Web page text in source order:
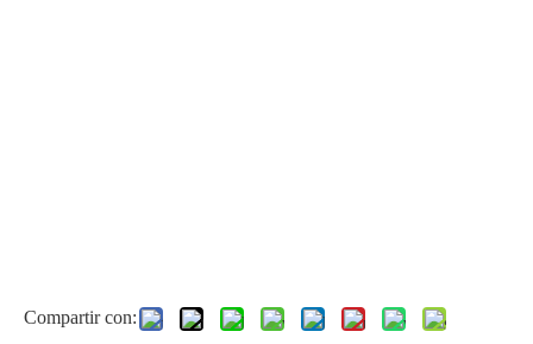
Compartir con: